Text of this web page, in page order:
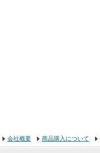
会社概要 商品購入について